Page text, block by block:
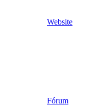
Website
Fórum